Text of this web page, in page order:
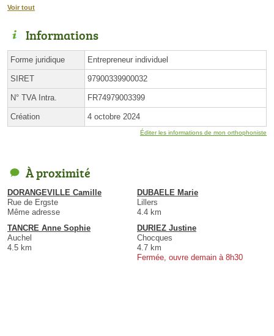
Voir tout
Informations
Forme juridique Entrepreneur individuel
SIRET 97900339900032
N° TVA Intra. FR74979003399
Création 4 octobre 2024
Éditer les informations de mon orthophoniste
À proximité
DORANGEVILLE Camille
Rue de Ergste
Même adresse
DUBAELE Marie
Lillers
4.4 km
TANCRE Anne Sophie
Auchel
4.5 km
DURIEZ Justine
Chocques
4.7 km
Fermée, ouvre demain à 8h30